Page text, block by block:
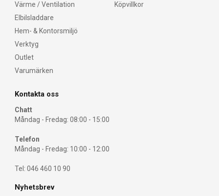
Värme / Ventilation
Elbilsladdare
Hem- & Kontorsmiljö
Verktyg
Outlet
Varumärken
Köpvillkor
Kontakta oss
Chatt
Måndag - Fredag: 08:00 - 15:00
Telefon
Måndag - Fredag: 10:00 - 12:00
Tel: 046 460 10 90
Nyhetsbrev